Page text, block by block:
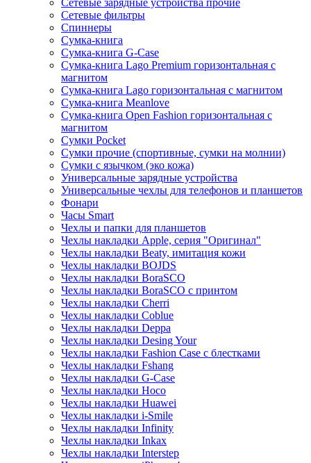
Сетевые фильтры
Спиннеры
Сумка-книга
Сумка-книга G-Case
Сумка-книга Lago Premium горизонтальная с
магнитом
Сумка-книга Lago горизонтальная с магнитом
Сумка-книга Meanlove
Сумка-книга Open Fashion горизонтальная с
магнитом
Сумки Pocket
Сумки прочие (спортивные, сумки на молнии)
Сумки с язычком (эко кожа)
Универсальные зарядные устройства
Универсальные чехлы для телефонов и планшетов
Фонари
Часы Smart
Чехлы и папки для планшетов
Чехлы накладки Apple, серия "Оригинал"
Чехлы накладки Beaty, имитация кожи
Чехлы накладки BOJDS
Чехлы накладки BoraSCO
Чехлы накладки BoraSCO с принтом
Чехлы накладки Cherri
Чехлы накладки Coblue
Чехлы накладки Deppa
Чехлы накладки Desing Your
Чехлы накладки Fashion Case с блестками
Чехлы накладки Fshang
Чехлы накладки G-Case
Чехлы накладки Hoco
Чехлы накладки Huawei
Чехлы накладки i-Smile
Чехлы накладки Infinity
Чехлы накладки Inkax
Чехлы накладки Interstep